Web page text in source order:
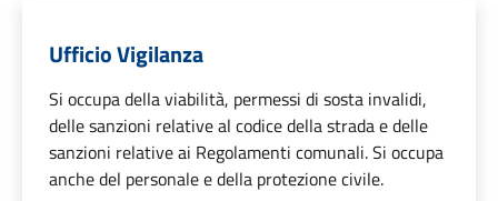
Ufficio Vigilanza
Si occupa della viabilità, permessi di sosta invalidi,
delle sanzioni relative al codice della strada e delle
sanzioni relative ai Regolamenti comunali. Si occupa
anche del personale e della protezione civile.